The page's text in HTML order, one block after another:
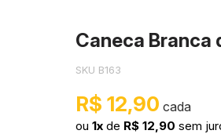
Caneca Branca
SKU B163
R$ 12,90
ou1x de R$ 12,90 sem